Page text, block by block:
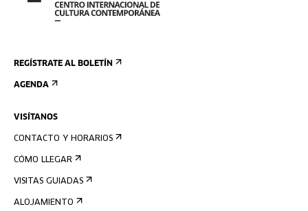
REGÍSTRATE AL BOLETÍN
AGENDA
VISÍTANOS
CONTACTO Y HORARIOS
CÓMO LLEGAR
VISITAS GUIADAS
ALOJAMIENTO